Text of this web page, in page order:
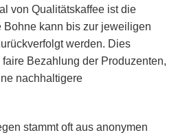
von Qualitätskaffee ist die
Bohne kann bis zur jeweiligen
werden. Dies
Bezahlung der Produzenten,
nachhaltigere
stammt oft aus anonymen